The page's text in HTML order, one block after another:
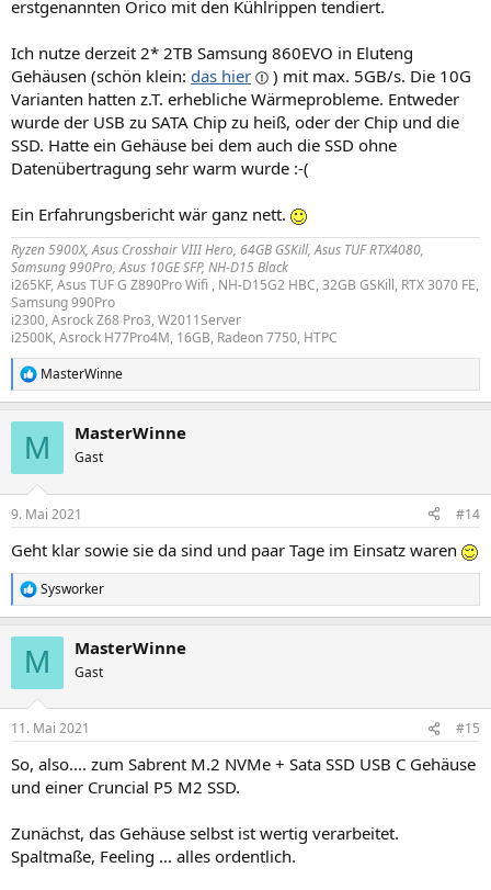
erstgenannten Orico mit den Kühlrippen tendiert.
Ich nutze derzeit 2* 2TB Samsung 860EVO in Eluteng
Gehäusen (schön klein: das hier
) mit max. 5GB/s. Die 10G
Varianten hatten z.T. erhebliche Wärmeprobleme. Entweder
wurde der USB zu SATA Chip zu heiß, oder der Chip und die
SSD. Hatte ein Gehäuse bei dem auch die SSD ohne
Datenübertragung sehr warm wurde :-(
Ein Erfahrungsbericht wär ganz nett.
Ryzen 5900X, Asus Crosshair VIII Hero, 64GB GSKill, Asus TUF RTX4080,
Samsung 990Pro, Asus 10GE SFP, NH-D15 Black
i265KF, Asus TUF G Z890Pro Wifi , NH-D15G2 HBC, 32GB GSKill, RTX 3070 FE,
Samsung 990Pro
i2300, Asrock Z68 Pro3, W2011Server
i2500K, Asrock H77Pro4M, 16GB, Radeon 7750, HTPC
R
e
e
:
MasterWinne
M MasterWinne
Gast
9. Mai 2021 #14
Geht klar sowie sie da sind und paar Tage im Einsatz waren
R
e
e
:
Sysworker
M MasterWinne
Gast
11. Mai 2021 #15
So, also.... zum Sabrent M.2 NVMe + Sata SSD USB C Gehäuse
und einer Cruncial P5 M2 SSD.
Zunächst, das Gehäuse selbst ist wertig verarbeitet.
Spaltmaße, Feeling ... alles ordentlich.